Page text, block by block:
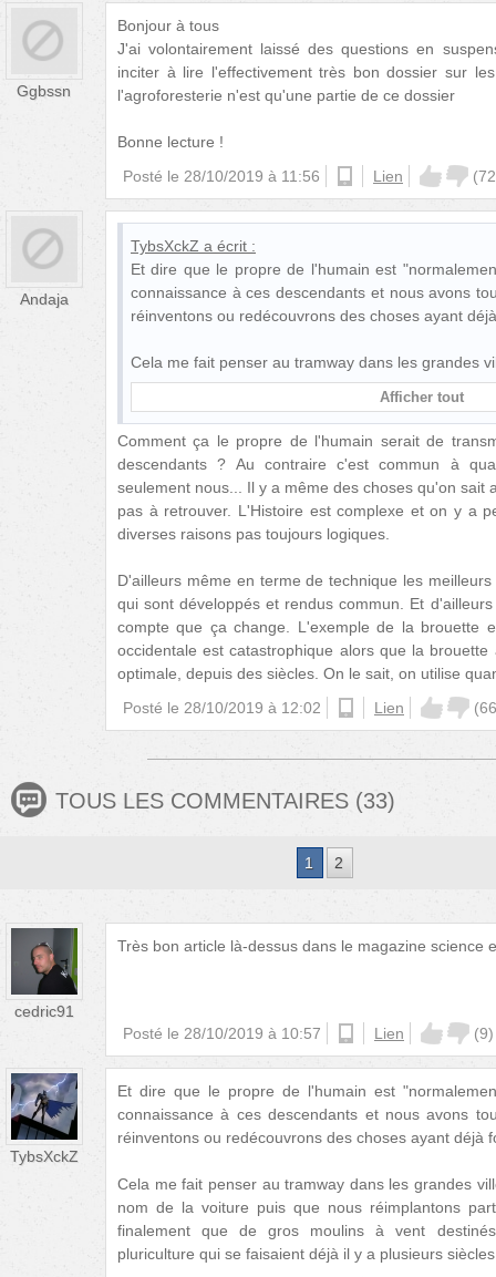
Ggbssn
Bonjour à tous
J'ai volontairement laissé des questions en
inciter à lire l'effectivement très bon dossier sur
l'agroforesterie n'est qu'une partie de ce dossier
Bonne lecture !
Posté le 28/10/2019 à 11:56 androidLien (72
Andaja
TybsXckZ a écrit :
Et dire que le propre de l'humain est
connaissance à ces descendants et nous avons
réinventons ou redécouvrons des choses ayant
Cela me fait penser au tramway dans les grandes
Afficher tout
Comment ça le propre de l'humain serait de
descendants ? Au contraire c'est commun à
seulement nous... Il y a même des choses qu'on sait
pas à retrouver. L'Histoire est complexe et on y a
diverses raisons pas toujours logiques.
D'ailleurs même en terme de technique les
qui sont développés et rendus commun. Et
compte que ça change. L'exemple de la brouette
occidentale est catastrophique alors que la
optimale, depuis des siècles. On le sait, on utilise
Posté le 28/10/2019 à 12:02 androidLien (66
TOUS LES COMMENTAIRES (33)
1 2
cedric91
Très bon article là-dessus dans le magazine science
Posté le 28/10/2019 à 10:57 androidLien (9)
TybsXckZ
Et dire que le propre de l'humain est
connaissance à ces descendants et nous avons
réinventons ou redécouvrons des choses ayant déjà
Cela me fait penser au tramway dans les grandes
nom de la voiture puis que nous réimplantons
finalement que de gros moulins à vent
pluriculture qui se faisaient déjà il y a plusieurs